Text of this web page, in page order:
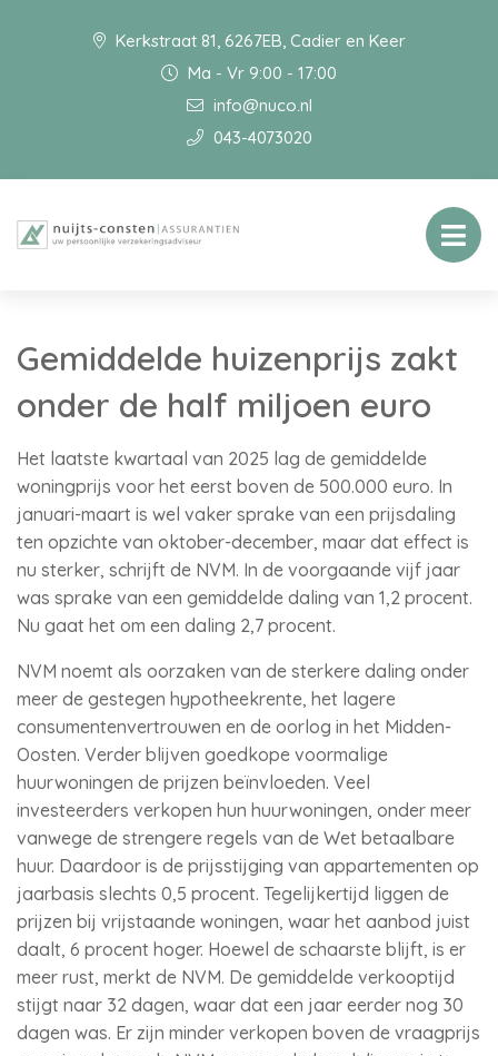
Kerkstraat 81, 6267EB, Cadier en Keer
Ma - Vr 9:00 - 17:00
info@nuco.nl
043-4073020
Gemiddelde huizenprijs zakt
onder de half miljoen euro
Het laatste kwartaal van 2025 lag de gemiddelde
woningprijs voor het eerst boven de 500.000 euro. In
januari-maart is wel vaker sprake van een prijsdaling
ten opzichte van oktober-december, maar dat effect is
nu sterker, schrijft de NVM. In de voorgaande vijf jaar
was sprake van een gemiddelde daling van 1,2 procent.
Nu gaat het om een daling 2,7 procent.
NVM noemt als oorzaken van de sterkere daling onder
meer de gestegen hypotheekrente, het lagere
consumentenvertrouwen en de oorlog in het Midden-
Oosten. Verder blijven goedkope voormalige
huurwoningen de prijzen beïnvloeden. Veel
investeerders verkopen hun huurwoningen, onder meer
vanwege de strengere regels van de Wet betaalbare
huur. Daardoor is de prijsstijging van appartementen op
jaarbasis slechts 0,5 procent. Tegelijkertijd liggen de
prijzen bij vrijstaande woningen, waar het aanbod juist
daalt, 6 procent hoger. Hoewel de schaarste blijft, is er
meer rust, merkt de NVM. De gemiddelde verkooptijd
stijgt naar 32 dagen, waar dat een jaar eerder nog 30
dagen was. Er zijn minder verkopen boven de vraagprijs